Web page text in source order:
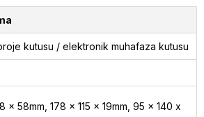
kutusu / elektronik muhafaza kutusu
x 58mm, 178 x 115 x 19mm, 95 x 140 x